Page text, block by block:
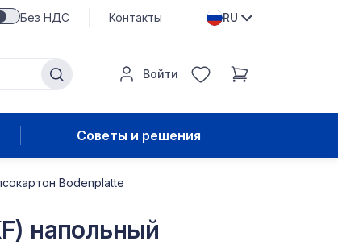
Без НДС Контакты RU
Войти
Советы и решения
Bodenplatte
напольный